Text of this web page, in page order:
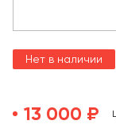
Нет в наличии
13 000 ₽